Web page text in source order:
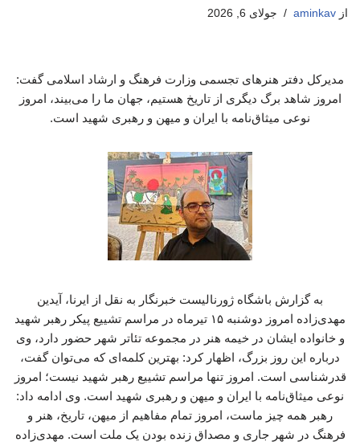
از aminkav جولای 6, 2026
مدیرکل دفتر هنرهای تجسمی وزارت فرهنگ و ارشاد اسلامی گفت:
امروز شاهد برگ دیگری از تاریخ هستیم، جهان ما را می‌بیند، امروز
نوعی میثاق‌نامه با ایران و میهن و رهبری شهید است.
به گزارش باشگاه ژورنالیست خبرنگار به نقل از ایرنا، آیدین
مهدی‌زاده امروز دوشنبه ۱۵ تیرماه در مراسم تشییع پیکر رهبر شهید
و خانواده ایشان در خیمه هنر در مجموعه تئاتر شهر حضور دارد، وی
درباره این روز بزرگ، اظهار کرد: بهترین کلمه‌ای که می‌توان گفت،
قدرشناسی است. امروز تنها مراسم تشییع رهبر شهید نیست؛ امروز
نوعی میثاق‌نامه با ایران و میهن و رهبری شهید است. وی ادامه داد:
رهبر همه چیز ماست، امروز تمام مفاهیم از میهن، تاریخ، هنر و
فرهنگ در شهر جاری و مصداق زنده بودن یک ملت است. مهدی‌زاده